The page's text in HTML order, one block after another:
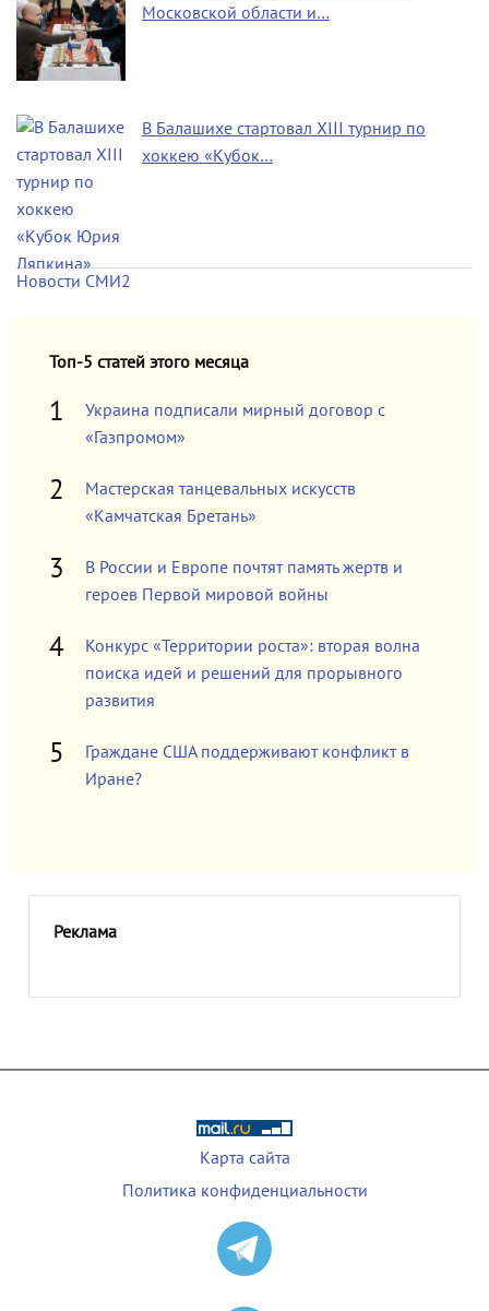
Московской области и…
В Балашихе стартовал XIII турнир по
хоккею «Кубок…
Новости СМИ2
Топ-5 статей этого месяца
Украина подписали мирный договор с
«Газпромом»
Мастерская танцевальных искусств
«Камчатская Бретань»
В России и Европе почтят память жертв и
героев Первой мировой войны
Конкурс «Территории роста»: вторая волна
поиска идей и решений для прорывного
развития
Граждане США поддерживают конфликт в
Иране?
Реклама
Карта сайта
Политика конфиденциальности